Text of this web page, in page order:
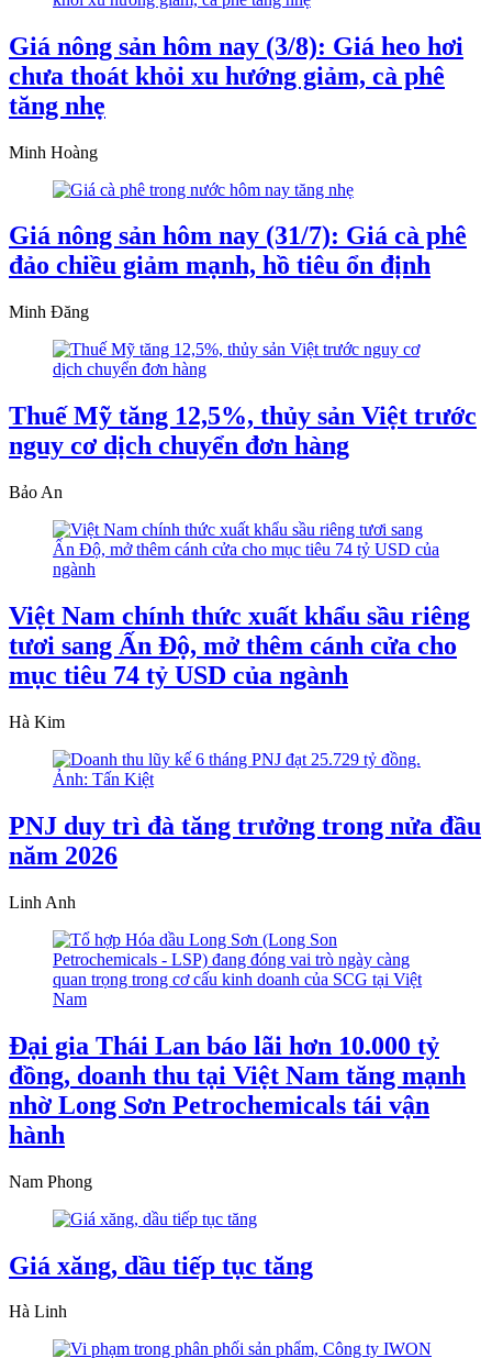
Giá nông sản hôm nay (3/8): Giá heo hơi
chưa thoát khỏi xu hướng giảm, cà phê
tăng nhẹ
Minh Hoàng
Giá nông sản hôm nay (31/7): Giá cà phê
đảo chiều giảm mạnh, hồ tiêu ổn định
Minh Đăng
Thuế Mỹ tăng 12,5%, thủy sản Việt trước
nguy cơ dịch chuyển đơn hàng
Bảo An
Việt Nam chính thức xuất khẩu sầu riêng
tươi sang Ấn Độ, mở thêm cánh cửa cho
mục tiêu 74 tỷ USD của ngành
Hà Kim
PNJ duy trì đà tăng trưởng trong nửa đầu
năm 2026
Linh Anh
Đại gia Thái Lan báo lãi hơn 10.000 tỷ
đồng, doanh thu tại Việt Nam tăng mạnh
nhờ Long Sơn Petrochemicals tái vận
hành
Nam Phong
Giá xăng, dầu tiếp tục tăng
Hà Linh